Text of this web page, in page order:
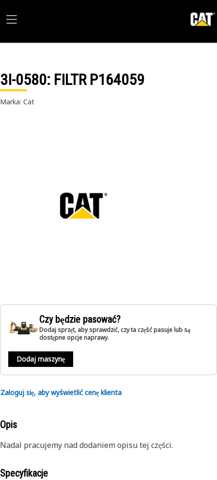
3I-0580: FILTR P164059
Marka: Cat
Czy będzie pasować?
Dodaj sprzęt, aby sprawdzić, czy ta część pasuje lub są
dostępne opcje naprawy.
Dodaj maszynę
Zaloguj się, aby wyświetlić cenę klienta
Opis
Nadal pracujemy nad dodaniem opisu tej części.
Specyfikacje